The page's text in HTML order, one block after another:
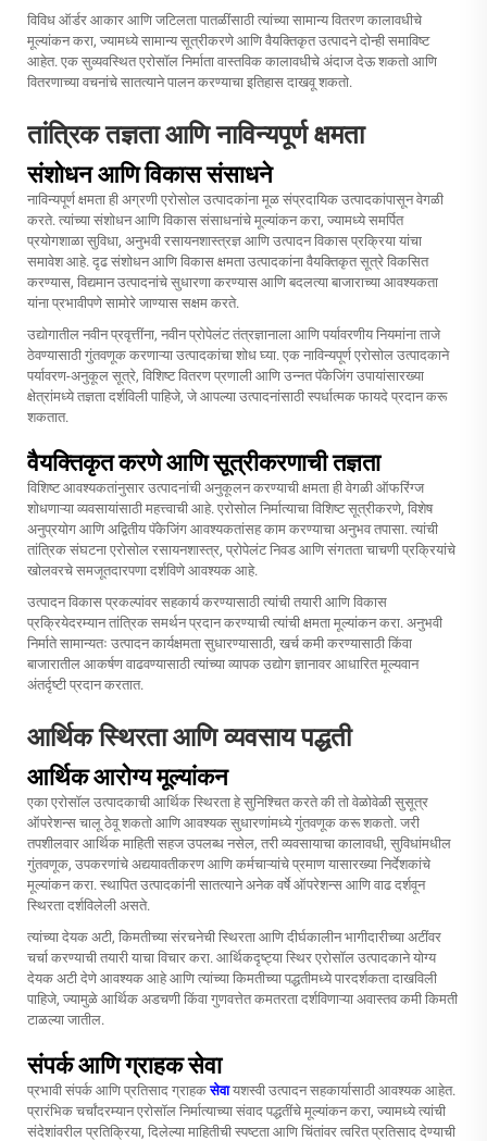
विविध ऑर्डर आकार आणि जटिलता पातळींसाठी त्यांच्या सामान्य वितरण कालावधीचे
मूल्यांकन करा, ज्यामध्ये सामान्य सूत्रीकरणे आणि वैयक्तिकृत उत्पादने दोन्ही समाविष्ट
आहेत. एक सुव्यवस्थित एरोसॉल निर्माता वास्तविक कालावधीचे अंदाज देऊ शकतो आणि
वितरणाच्या वचनांचे सातत्याने पालन करण्याचा इतिहास दाखवू शकतो.
तांत्रिक तज्ञता आणि नाविन्यपूर्ण क्षमता
संशोधन आणि विकास संसाधने
नाविन्यपूर्ण क्षमता ही अग्रणी एरोसोल उत्पादकांना मूळ संप्रदायिक उत्पादकांपासून वेगळी
करते. त्यांच्या संशोधन आणि विकास संसाधनांचे मूल्यांकन करा, ज्यामध्ये समर्पित
प्रयोगशाळा सुविधा, अनुभवी रसायनशास्त्रज्ञ आणि उत्पादन विकास प्रक्रिया यांचा
समावेश आहे. दृढ संशोधन आणि विकास क्षमता उत्पादकांना वैयक्तिकृत सूत्रे विकसित
करण्यास, विद्यमान उत्पादनांचे सुधारणा करण्यास आणि बदलत्या बाजाराच्या आवश्यकता
यांना प्रभावीपणे सामोरे जाण्यास सक्षम करते.
उद्योगातील नवीन प्रवृत्तींना, नवीन प्रोपेलंट तंत्रज्ञानाला आणि पर्यावरणीय नियमांना ताजे
ठेवण्यासाठी गुंतवणूक करणाऱ्या उत्पादकांचा शोध घ्या. एक नाविन्यपूर्ण एरोसोल उत्पादकाने
पर्यावरण-अनुकूल सूत्रे, विशिष्ट वितरण प्रणाली आणि उन्नत पॅकेजिंग उपायांसारख्या
क्षेत्रांमध्ये तज्ञता दर्शविली पाहिजे, जे आपल्या उत्पादनांसाठी स्पर्धात्मक फायदे प्रदान करू
शकतात.
वैयक्तिकृत करणे आणि सूत्रीकरणाची तज्ञता
विशिष्ट आवश्यकतांनुसार उत्पादनांची अनुकूलन करण्याची क्षमता ही वेगळी ऑफरिंग्ज
शोधणाऱ्या व्यवसायांसाठी महत्त्वाची आहे. एरोसोल निर्मात्याचा विशिष्ट सूत्रीकरणे, विशेष
अनुप्रयोग आणि अद्वितीय पॅकेजिंग आवश्यकतांसह काम करण्याचा अनुभव तपासा. त्यांची
तांत्रिक संघटना एरोसोल रसायनशास्त्र, प्रोपेलंट निवड आणि संगतता चाचणी प्रक्रियांचे
खोलवरचे समजूतदारपणा दर्शविणे आवश्यक आहे.
उत्पादन विकास प्रकल्पांवर सहकार्य करण्यासाठी त्यांची तयारी आणि विकास
प्रक्रियेदरम्यान तांत्रिक समर्थन प्रदान करण्याची त्यांची क्षमता मूल्यांकन करा. अनुभवी
निर्माते सामान्यतः उत्पादन कार्यक्षमता सुधारण्यासाठी, खर्च कमी करण्यासाठी किंवा
बाजारातील आकर्षण वाढवण्यासाठी त्यांच्या व्यापक उद्योग ज्ञानावर आधारित मूल्यवान
अंतर्दृष्टी प्रदान करतात.
आर्थिक स्थिरता आणि व्यवसाय पद्धती
आर्थिक आरोग्य मूल्यांकन
एका एरोसॉल उत्पादकाची आर्थिक स्थिरता हे सुनिश्चित करते की तो वेळोवेळी सुसूत्र
ऑपरेशन्स चालू ठेवू शकतो आणि आवश्यक सुधारणांमध्ये गुंतवणूक करू शकतो. जरी
तपशीलवार आर्थिक माहिती सहज उपलब्ध नसेल, तरी व्यवसायाचा कालावधी, सुविधांमधील
गुंतवणूक, उपकरणांचे अद्ययावतीकरण आणि कर्मचाऱ्यांचे प्रमाण यासारख्या निर्देशकांचे
मूल्यांकन करा. स्थापित उत्पादकांनी सातत्याने अनेक वर्षे ऑपरेशन्स आणि वाढ दर्शवून
स्थिरता दर्शविलेली असते.
त्यांच्या देयक अटी, किमतीच्या संरचनेची स्थिरता आणि दीर्घकालीन भागीदारीच्या अटींवर
चर्चा करण्याची तयारी याचा विचार करा. आर्थिकदृष्ट्या स्थिर एरोसॉल उत्पादकाने योग्य
देयक अटी देणे आवश्यक आहे आणि त्यांच्या किमतीच्या पद्धतीमध्ये पारदर्शकता दाखविली
पाहिजे, ज्यामुळे आर्थिक अडचणी किंवा गुणवत्तेत कमतरता दर्शविणाऱ्या अवास्तव कमी किमती
टाळल्या जातील.
संपर्क आणि ग्राहक सेवा
प्रभावी संपर्क आणि प्रतिसाद ग्राहकसेवायशस्वी उत्पादन सहकार्यासाठी आवश्यक आहेत.
प्रारंभिक चर्चांदरम्यान एरोसॉल निर्मात्याच्या संवाद पद्धतींचे मूल्यांकन करा, ज्यामध्ये त्यांची
संदेशांवरील प्रतिक्रिया, दिलेल्या माहितीची स्पष्टता आणि चिंतांवर त्वरित प्रतिसाद देण्याची